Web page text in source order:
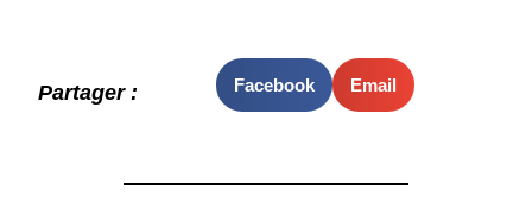
Partager : Facebook Email